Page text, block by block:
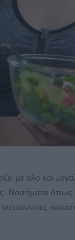
με όλο και
Νοσήματα όπως
αυτοάνοσες